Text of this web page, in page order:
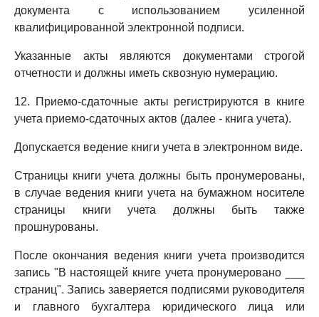
документа с использованием усиленной
квалифицированной электронной подписи.
Указанные акты являются документами строгой
отчетности и должны иметь сквозную нумерацию.
12. Приемо-сдаточные акты регистрируются в книге
учета приемо-сдаточных актов (далее - книга учета).
Допускается ведение книги учета в электронном виде.
Страницы книги учета должны быть пронумерованы,
в случае ведения книги учета на бумажном носителе
страницы книги учета должны быть также
прошнурованы.
После окончания ведения книги учета производится
запись "В настоящей книге учета пронумеровано ___
страниц". Запись заверяется подписями руководителя
и главного бухгалтера юридического лица или